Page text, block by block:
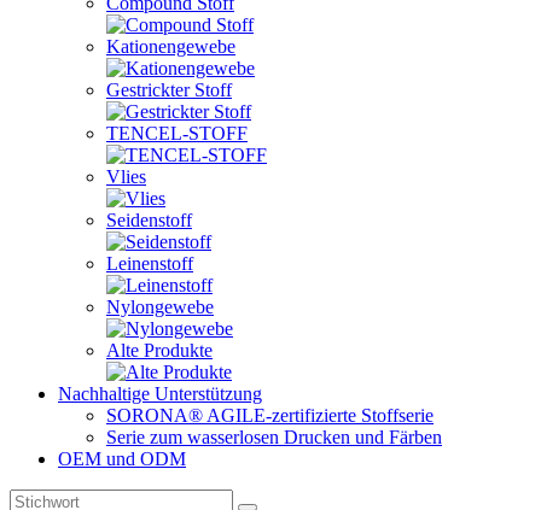
Kationengewebe
Gestrickter Stoff
TENCEL-STOFF
Vlies
Seidenstoff
Leinenstoff
Nylongewebe
Alte Produkte
Nachhaltige Unterstützung
SORONA® AGILE-zertifizierte Stoffserie
Serie zum wasserlosen Drucken und Färben
OEM und ODM